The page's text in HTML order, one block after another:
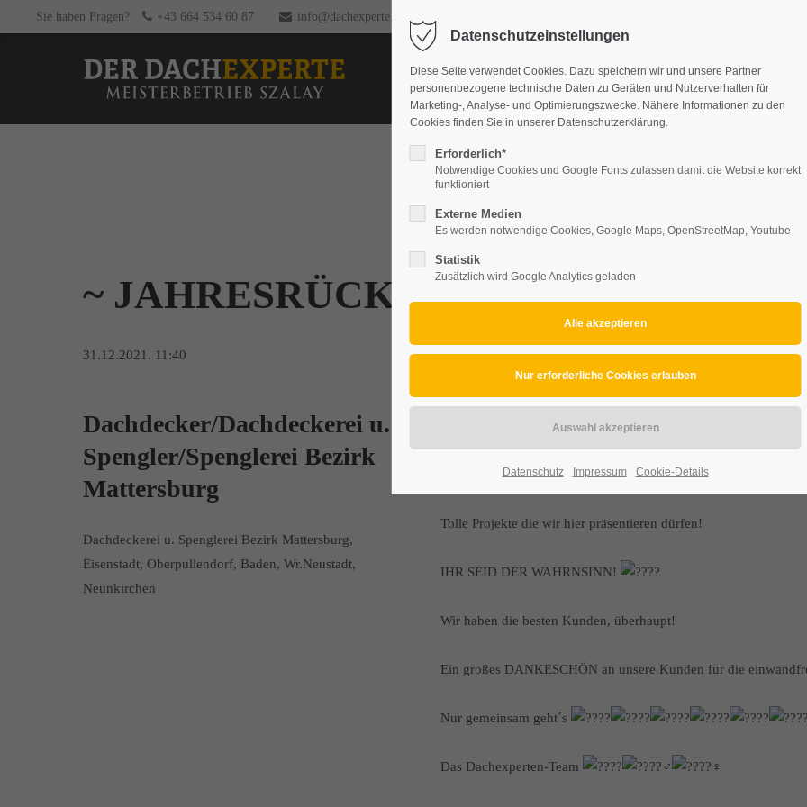
Sie haben Fragen? +43 664 534 60 87 info@dachexperte.at
UNSERE LEISTUNGEN
~ JAHRESRÜCKBLICK 2021 ~
31.12.2021. 11:40
Dachdecker/Dachdeckerei u.
Spengler/Spenglerei Bezirk
Mattersburg
Dachdeckerei u. Spenglerei Bezirk Mattersburg,
Eisenstadt, Oberpullendorf, Baden, Wr.Neustadt,
Neunkirchen
** Kundenbewertungen **
Unser Jahresrückblick 2021!
Tolle Projekte die wir hier präsentieren dürfen!
IHR SEID DER WAHRNSINN!
Wir haben die besten Kunden, überhaupt!
Ein großes DANKESCHÖN an unsere Kunden für die
Nur gemeinsam geht´s
Das Dachexperten-Team
Datenschutzeinstellungen
Diese Seite verwendet Cookies. Dazu speichern wir und unsere Partner
personenbezogene technische Daten zu Geräten und Nutzerverhalten für
Marketing-, Analyse- und Optimierungszwecke. Nähere Informationen zu den
Cookies finden Sie in unserer Datenschutzerklärung.
Erforderlich*
Notwendige Cookies und Google Fonts zulassen damit die Website korrekt
funktioniert
Externe Medien
Es werden notwendige Cookies, Google Maps, OpenStreetMap, Youtube
Statistik
Zusätzlich wird Google Analytics geladen
Datenschutz Impressum Cookie-Details